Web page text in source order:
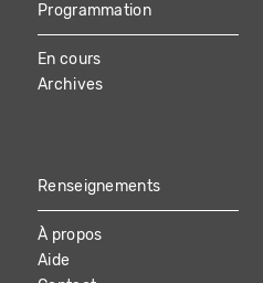
Programmation
En cours
Archives
Renseignements
À propos
Aide